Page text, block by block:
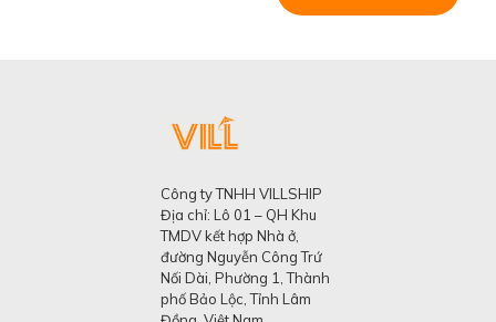
Công ty TNHH VILLSHIP
Địa chỉ: Lô 01 – QH Khu
TMDV kết hợp Nhà ở,
đường Nguyễn Công Trứ
Nối Dài, Phường 1, Thành
phố Bảo Lộc, Tỉnh Lâm